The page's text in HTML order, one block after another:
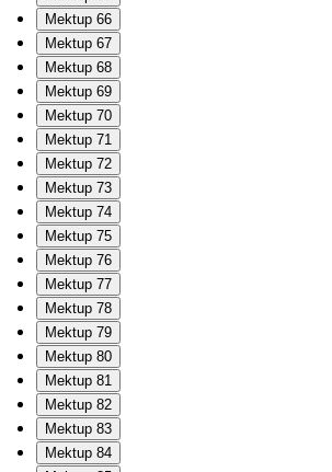
Mektup 66
Mektup 67
Mektup 68
Mektup 69
Mektup 70
Mektup 71
Mektup 72
Mektup 73
Mektup 74
Mektup 75
Mektup 76
Mektup 77
Mektup 78
Mektup 79
Mektup 80
Mektup 81
Mektup 82
Mektup 83
Mektup 84